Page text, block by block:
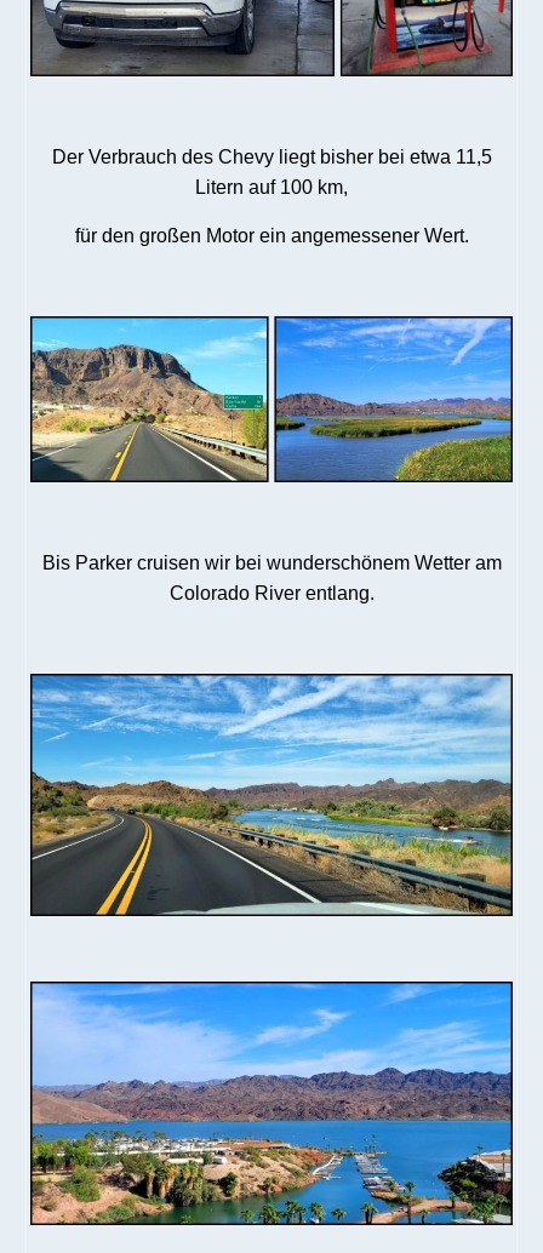
Der Verbrauch des Chevy liegt bisher bei etwa 11,5
Litern auf 100 km,
für den großen Motor ein angemessener Wert.
Bis Parker cruisen wir bei wunderschönem Wetter am
Colorado River entlang.